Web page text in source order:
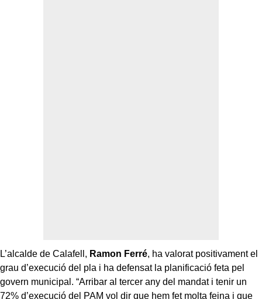
L’alcalde de Calafell, Ramon Ferré, ha valorat positivament el
grau d’execució del pla i ha defensat la planificació feta pel
govern municipal. “Arribar al tercer any del mandat i tenir un
72% d’execució del PAM vol dir que hem fet molta feina i que